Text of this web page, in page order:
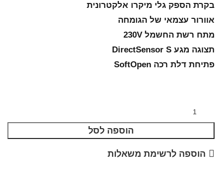
בקרת הספק גלי מיקרו אלקטרונית
אוורור עצמאי של הגומחה
מתח רשת החשמל 230V
תצוגה מגע DirectSensor S
פתיחת דלת רכה SoftOpen
הוספה לסל
הוספה לרשימת משאלות